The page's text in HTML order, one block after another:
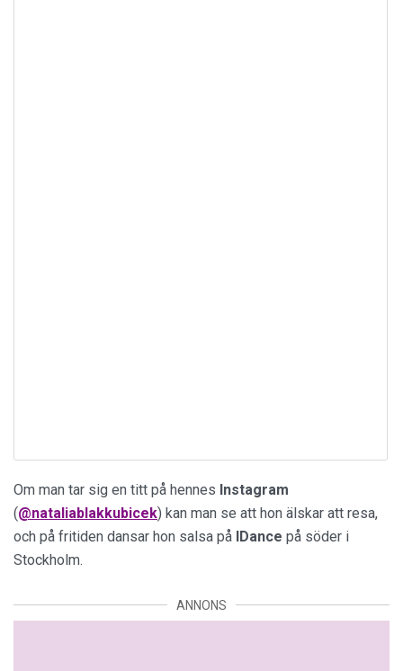
Om man tar sig en titt på hennes Instagram
(@nataliablakkubicek) kan man se att hon älskar att resa,
och på fritiden dansar hon salsa på IDance på söder i
Stockholm.
ANNONS